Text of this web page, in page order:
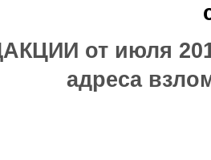
от июля
адреса